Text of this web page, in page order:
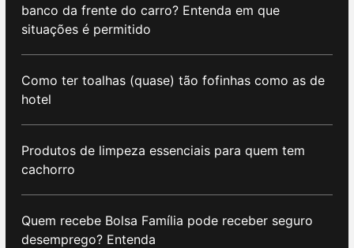
banco da frente do carro? Entenda em que
situações é permitido
Como ter toalhas (quase) tão fofinhas como as de
hotel
Produtos de limpeza essenciais para quem tem
cachorro
Quem recebe Bolsa Família pode receber seguro
desemprego? Entenda